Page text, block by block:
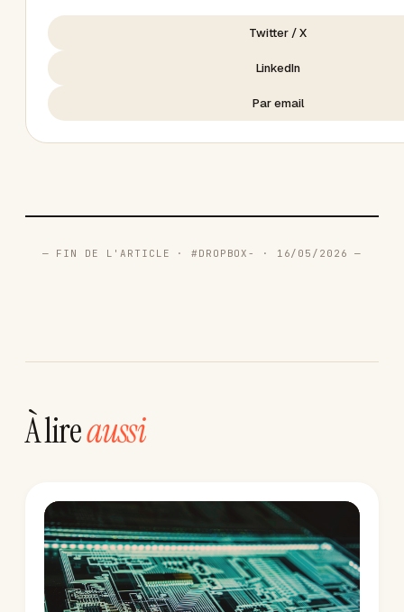
Twitter / X
LinkedIn
Par email
— FIN DE L'ARTICLE · #DROPBOX- · 16/05/2026 —
À lireaussi